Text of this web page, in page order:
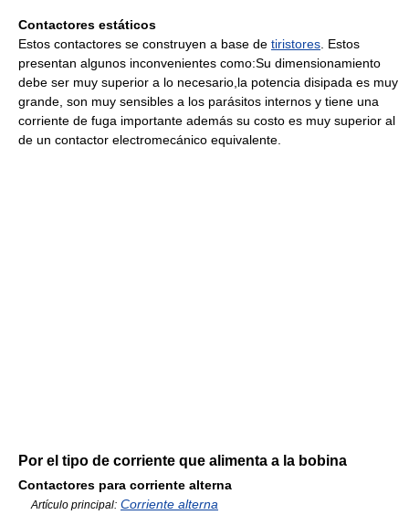
Contactores estáticos
Estos contactores se construyen a base de tiristores . Estos
presentan algunos inconvenientes como:Su dimensionamiento
debe ser muy superior a lo necesario,la potencia disipada es muy
grande, son muy sensibles a los parásitos internos y tiene una
corriente de fuga importante además su costo es muy superior al
de un contactor electromecánico equivalente.
Por el tipo de corriente que alimenta a la bobina
Contactores para corriente alterna
Artículo principal: Corriente alterna